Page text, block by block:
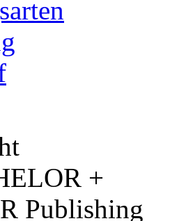
+
Publishing